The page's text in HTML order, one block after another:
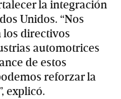
la integración
Unidos. “Nos
los directivos
automotrices
de estos
reforzar la
explicó.